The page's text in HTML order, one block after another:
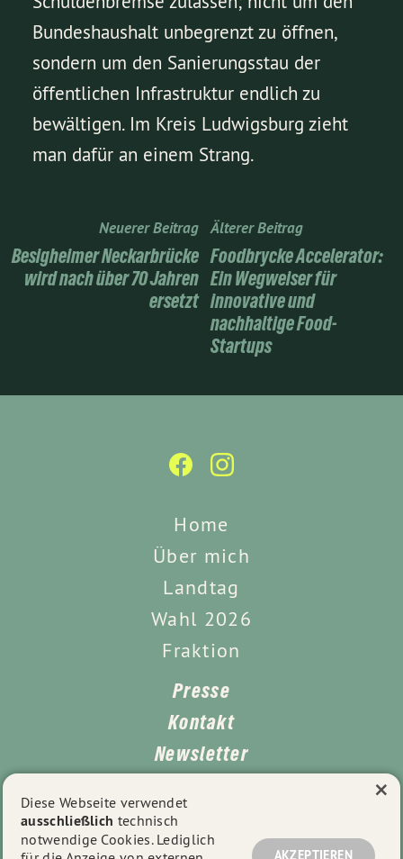
Bundeshaushalt unbegrenzt zu öffnen,
sondern um den Sanierungsstau der
öffentlichen Infrastruktur endlich zu
bewältigen. Im Kreis Ludwigsburg zieht
man dafür an einem Strang.
Neuerer Beitrag
Besigheimer Neckarbrücke
wird nach über 70 Jahren
ersetzt
Älterer Beitrag
Foodbrycke Accelerator:
Ein Wegweiser für
innovative und
nachhaltige Food-
Startups
Home
Über mich
Landtag
Wahl 2026
Fraktion
Presse
Kontakt
Newsletter
Impressum
Diese Webseite verwendet
ausschließlich technisch
notwendige Cookies. Lediglich
×